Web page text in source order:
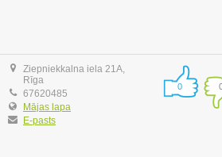
Ziepniekkalna iela 21A,
Rīga
67620485
Mājas lapa
E-pasts
0